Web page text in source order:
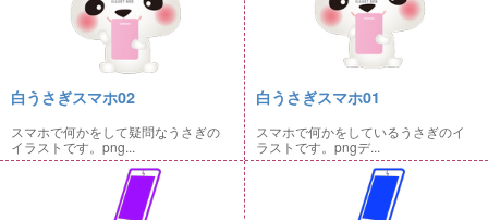
白うさぎスマホ02
スマホで何かをして疑問なうさぎの
イラストです。png...
白うさぎスマホ01
スマホで何かをしているうさぎのイ
ラストです。pngデ...